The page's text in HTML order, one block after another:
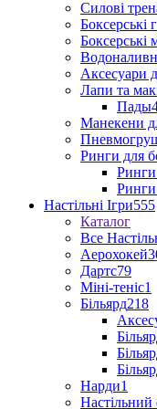
Силові
Боксерські
Боксерські
Аксесуари
Лапи та
Пады
Манекени
Ринги для
Настільні Ігри555
Каталог
Все
Аерохокей
Дартс79
Міні-теніс1
Більярд218
Нарди1
Настільний